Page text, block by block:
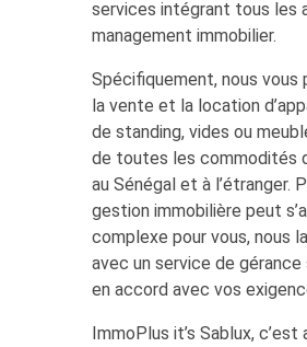
services intégrant tous les
management immobilier.
Spécifiquement, nous vous
la vente et la location
de standing, vides ou
de toutes les commodités
au Sénégal et à l’étranger.
gestion immobilière peut
complexe pour vous, nous
avec un service de gérance
en accord avec vos
ImmoPlus it’s Sablux, c’est